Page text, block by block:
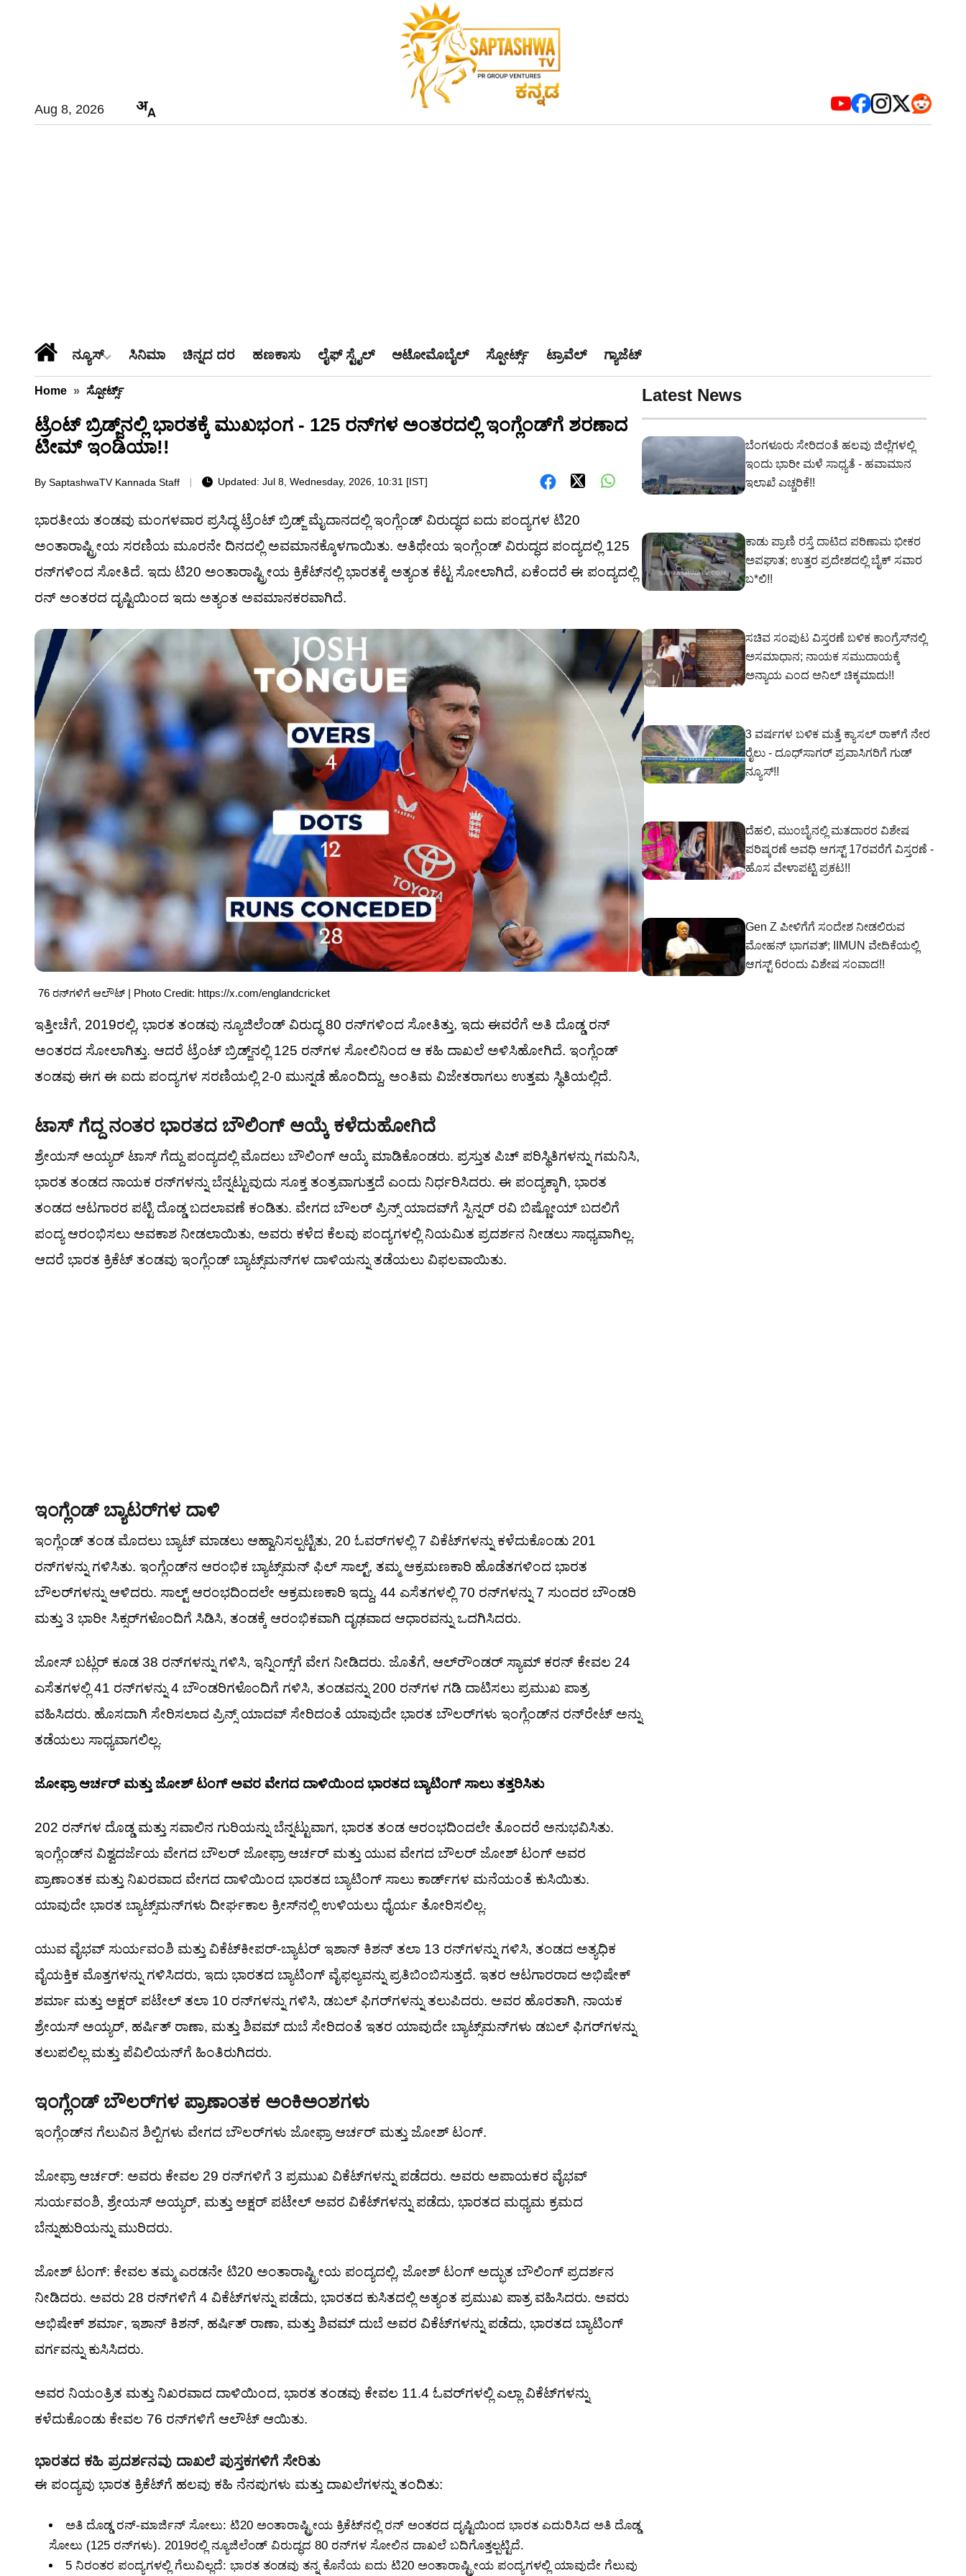
Aug 8, 2026
ನ್ಯೂಸ್ ಸಿನಿಮಾ ಚಿನ್ನದ ದರ ಹಣಕಾಸು ಲೈಫ್ ಸ್ಟೈಲ್ ಆಟೋಮೊಬೈಲ್ ಸ್ಪೋರ್ಟ್ಸ್ ಟ್ರಾವೆಲ್ ಗ್ಯಾಜೆಟ್
Home » ಸ್ಪೋರ್ಟ್ಸ್
ಟ್ರೆಂಟ್ ಬ್ರಿಡ್ಜ್‌ನಲ್ಲಿ ಭಾರತಕ್ಕೆ ಮುಖಭಂಗ - 125 ರನ್‌ಗಳ ಅಂತರದಲ್ಲಿ ಇಂಗ್ಲೆಂಡ್‌ಗೆ ಶರಣಾದ
ಟೀಮ್ ಇಂಡಿಯಾ!!
By SaptashwaTV Kannada Staff Updated: Jul 8, Wednesday, 2026, 10:31 [IST]
ಭಾರತೀಯ ತಂಡವು ಮಂಗಳವಾರ ಪ್ರಸಿದ್ಧ ಟ್ರೆಂಟ್ ಬ್ರಿಡ್ಜ್ ಮೈದಾನದಲ್ಲಿ ಇಂಗ್ಲೆಂಡ್ ವಿರುದ್ಧದ ಐದು ಪಂದ್ಯಗಳ ಟಿ20
ಅಂತಾರಾಷ್ಟ್ರೀಯ ಸರಣಿಯ ಮೂರನೇ ದಿನದಲ್ಲಿ ಅವಮಾನಕ್ಕೊಳಗಾಯಿತು. ಆತಿಥೇಯ ಇಂಗ್ಲೆಂಡ್ ವಿರುದ್ಧದ ಪಂದ್ಯದಲ್ಲಿ 125
ರನ್‌ಗಳಿಂದ ಸೋತಿದೆ. ಇದು ಟಿ20 ಅಂತಾರಾಷ್ಟ್ರೀಯ ಕ್ರಿಕೆಟ್‌ನಲ್ಲಿ ಭಾರತಕ್ಕೆ ಅತ್ಯಂತ ಕೆಟ್ಟ ಸೋಲಾಗಿದೆ, ಏಕೆಂದರೆ ಈ ಪಂದ್ಯದಲ್ಲಿ
ರನ್ ಅಂತರದ ದೃಷ್ಟಿಯಿಂದ ಇದು ಅತ್ಯಂತ ಅವಮಾನಕರವಾಗಿದೆ.
76 ರನ್‌ಗಳಿಗೆ ಆಲೌಟ್ | Photo Credit: https://x.com/englandcricket
ಇತ್ತೀಚೆಗೆ, 2019ರಲ್ಲಿ, ಭಾರತ ತಂಡವು ನ್ಯೂಜಿಲೆಂಡ್ ವಿರುದ್ಧ 80 ರನ್‌ಗಳಿಂದ ಸೋತಿತ್ತು, ಇದು ಈವರೆಗೆ ಅತಿ ದೊಡ್ಡ ರನ್
ಅಂತರದ ಸೋಲಾಗಿತ್ತು. ಆದರೆ ಟ್ರೆಂಟ್ ಬ್ರಿಡ್ಜ್‌ನಲ್ಲಿ 125 ರನ್‌ಗಳ ಸೋಲಿನಿಂದ ಆ ಕಹಿ ದಾಖಲೆ ಅಳಿಸಿಹೋಗಿದೆ. ಇಂಗ್ಲೆಂಡ್
ತಂಡವು ಈಗ ಈ ಐದು ಪಂದ್ಯಗಳ ಸರಣಿಯಲ್ಲಿ 2-0 ಮುನ್ನಡೆ ಹೊಂದಿದ್ದು, ಅಂತಿಮ ವಿಜೇತರಾಗಲು ಉತ್ತಮ ಸ್ಥಿತಿಯಲ್ಲಿದೆ.
ಟಾಸ್ ಗೆದ್ದ ನಂತರ ಭಾರತದ ಬೌಲಿಂಗ್ ಆಯ್ಕೆ ಕಳೆದುಹೋಗಿದೆ
ಶ್ರೇಯಸ್ ಅಯ್ಯರ್ ಟಾಸ್ ಗೆದ್ದು ಪಂದ್ಯದಲ್ಲಿ ಮೊದಲು ಬೌಲಿಂಗ್ ಆಯ್ಕೆ ಮಾಡಿಕೊಂಡರು. ಪ್ರಸ್ತುತ ಪಿಚ್ ಪರಿಸ್ಥಿತಿಗಳನ್ನು ಗಮನಿಸಿ,
ಭಾರತ ತಂಡದ ನಾಯಕ ರನ್‌ಗಳನ್ನು ಬೆನ್ನಟ್ಟುವುದು ಸೂಕ್ತ ತಂತ್ರವಾಗುತ್ತದೆ ಎಂದು ನಿರ್ಧರಿಸಿದರು. ಈ ಪಂದ್ಯಕ್ಕಾಗಿ, ಭಾರತ
ತಂಡದ ಆಟಗಾರರ ಪಟ್ಟಿ ದೊಡ್ಡ ಬದಲಾವಣೆ ಕಂಡಿತು. ವೇಗದ ಬೌಲರ್ ಪ್ರಿನ್ಸ್ ಯಾದವ್‌ಗೆ ಸ್ಪಿನ್ನರ್ ರವಿ ಬಿಷ್ಣೋಯ್ ಬದಲಿಗೆ
ಪಂದ್ಯ ಆರಂಭಿಸಲು ಅವಕಾಶ ನೀಡಲಾಯಿತು, ಅವರು ಕಳೆದ ಕೆಲವು ಪಂದ್ಯಗಳಲ್ಲಿ ನಿಯಮಿತ ಪ್ರದರ್ಶನ ನೀಡಲು ಸಾಧ್ಯವಾಗಿಲ್ಲ.
ಆದರೆ ಭಾರತ ಕ್ರಿಕೆಟ್ ತಂಡವು ಇಂಗ್ಲೆಂಡ್ ಬ್ಯಾಟ್ಸ್‌ಮನ್‌ಗಳ ದಾಳಿಯನ್ನು ತಡೆಯಲು ವಿಫಲವಾಯಿತು.
ಇಂಗ್ಲೆಂಡ್ ಬ್ಯಾಟರ್‌ಗಳ ದಾಳಿ
ಇಂಗ್ಲೆಂಡ್ ತಂಡ ಮೊದಲು ಬ್ಯಾಟ್ ಮಾಡಲು ಆಹ್ವಾನಿಸಲ್ಪಟ್ಟಿತು, 20 ಓವರ್‌ಗಳಲ್ಲಿ 7 ವಿಕೆಟ್‌ಗಳನ್ನು ಕಳೆದುಕೊಂಡು 201
ರನ್‌ಗಳನ್ನು ಗಳಿಸಿತು. ಇಂಗ್ಲೆಂಡ್‌ನ ಆರಂಭಿಕ ಬ್ಯಾಟ್ಸ್‌ಮನ್ ಫಿಲ್ ಸಾಲ್ಟ್, ತಮ್ಮ ಆಕ್ರಮಣಕಾರಿ ಹೊಡೆತಗಳಿಂದ ಭಾರತ
ಬೌಲರ್‌ಗಳನ್ನು ಆಳಿದರು. ಸಾಲ್ಟ್ ಆರಂಭದಿಂದಲೇ ಆಕ್ರಮಣಕಾರಿ ಇದ್ದು, 44 ಎಸೆತಗಳಲ್ಲಿ 70 ರನ್‌ಗಳನ್ನು 7 ಸುಂದರ ಬೌಂಡರಿ
ಮತ್ತು 3 ಭಾರೀ ಸಿಕ್ಸರ್‌ಗಳೊಂದಿಗೆ ಸಿಡಿಸಿ, ತಂಡಕ್ಕೆ ಆರಂಭಿಕವಾಗಿ ದೃಢವಾದ ಆಧಾರವನ್ನು ಒದಗಿಸಿದರು.
ಜೋಸ್ ಬಟ್ಲರ್ ಕೂಡ 38 ರನ್‌ಗಳನ್ನು ಗಳಿಸಿ, ಇನ್ನಿಂಗ್ಸ್‌ಗೆ ವೇಗ ನೀಡಿದರು. ಜೊತೆಗೆ, ಆಲ್‌ರೌಂಡರ್ ಸ್ಯಾಮ್ ಕರನ್ ಕೇವಲ 24
ಎಸೆತಗಳಲ್ಲಿ 41 ರನ್‌ಗಳನ್ನು 4 ಬೌಂಡರಿಗಳೊಂದಿಗೆ ಗಳಿಸಿ, ತಂಡವನ್ನು 200 ರನ್‌ಗಳ ಗಡಿ ದಾಟಿಸಲು ಪ್ರಮುಖ ಪಾತ್ರ
ವಹಿಸಿದರು. ಹೊಸದಾಗಿ ಸೇರಿಸಲಾದ ಪ್ರಿನ್ಸ್ ಯಾದವ್ ಸೇರಿದಂತೆ ಯಾವುದೇ ಭಾರತ ಬೌಲರ್‌ಗಳು ಇಂಗ್ಲೆಂಡ್‌ನ ರನ್‌ರೇಟ್ ಅನ್ನು
ತಡೆಯಲು ಸಾಧ್ಯವಾಗಲಿಲ್ಲ.
ಜೋಫ್ರಾ ಆರ್ಚರ್ ಮತ್ತು ಜೋಶ್ ಟಂಗ್ ಅವರ ವೇಗದ ದಾಳಿಯಿಂದ ಭಾರತದ ಬ್ಯಾಟಿಂಗ್ ಸಾಲು ತತ್ತರಿಸಿತು
202 ರನ್‌ಗಳ ದೊಡ್ಡ ಮತ್ತು ಸವಾಲಿನ ಗುರಿಯನ್ನು ಬೆನ್ನಟ್ಟುವಾಗ, ಭಾರತ ತಂಡ ಆರಂಭದಿಂದಲೇ ತೊಂದರೆ ಅನುಭವಿಸಿತು.
ಇಂಗ್ಲೆಂಡ್‌ನ ವಿಶ್ವದರ್ಜೆಯ ವೇಗದ ಬೌಲರ್ ಜೋಫ್ರಾ ಆರ್ಚರ್ ಮತ್ತು ಯುವ ವೇಗದ ಬೌಲರ್ ಜೋಶ್ ಟಂಗ್ ಅವರ
ಪ್ರಾಣಾಂತಕ ಮತ್ತು ನಿಖರವಾದ ವೇಗದ ದಾಳಿಯಿಂದ ಭಾರತದ ಬ್ಯಾಟಿಂಗ್ ಸಾಲು ಕಾರ್ಡ್‌ಗಳ ಮನೆಯಂತೆ ಕುಸಿಯಿತು.
ಯಾವುದೇ ಭಾರತ ಬ್ಯಾಟ್ಸ್‌ಮನ್‌ಗಳು ದೀರ್ಘಕಾಲ ಕ್ರೀಸ್‌ನಲ್ಲಿ ಉಳಿಯಲು ಧೈರ್ಯ ತೋರಿಸಲಿಲ್ಲ.
ಯುವ ವೈಭವ್ ಸುರ್ಯವಂಶಿ ಮತ್ತು ವಿಕೆಟ್‌ಕೀಪರ್-ಬ್ಯಾಟರ್ ಇಶಾನ್ ಕಿಶನ್ ತಲಾ 13 ರನ್‌ಗಳನ್ನು ಗಳಿಸಿ, ತಂಡದ ಅತ್ಯಧಿಕ
ವೈಯಕ್ತಿಕ ಮೊತ್ತಗಳನ್ನು ಗಳಿಸಿದರು, ಇದು ಭಾರತದ ಬ್ಯಾಟಿಂಗ್ ವೈಫಲ್ಯವನ್ನು ಪ್ರತಿಬಿಂಬಿಸುತ್ತದೆ. ಇತರ ಆಟಗಾರರಾದ ಅಭಿಷೇಕ್
ಶರ್ಮಾ ಮತ್ತು ಅಕ್ಷರ್ ಪಟೇಲ್ ತಲಾ 10 ರನ್‌ಗಳನ್ನು ಗಳಿಸಿ, ಡಬಲ್ ಫಿಗರ್‌ಗಳನ್ನು ತಲುಪಿದರು. ಅವರ ಹೊರತಾಗಿ, ನಾಯಕ
ಶ್ರೇಯಸ್ ಅಯ್ಯರ್, ಹರ್ಷಿತ್ ರಾಣಾ, ಮತ್ತು ಶಿವಮ್ ದುಬೆ ಸೇರಿದಂತೆ ಇತರ ಯಾವುದೇ ಬ್ಯಾಟ್ಸ್‌ಮನ್‌ಗಳು ಡಬಲ್ ಫಿಗರ್‌ಗಳನ್ನು
ತಲುಪಲಿಲ್ಲ ಮತ್ತು ಪೆವಿಲಿಯನ್‌ಗೆ ಹಿಂತಿರುಗಿದರು.
ಇಂಗ್ಲೆಂಡ್ ಬೌಲರ್‌ಗಳ ಪ್ರಾಣಾಂತಕ ಅಂಕಿಅಂಶಗಳು
ಇಂಗ್ಲೆಂಡ್‌ನ ಗೆಲುವಿನ ಶಿಲ್ಪಿಗಳು ವೇಗದ ಬೌಲರ್‌ಗಳು ಜೋಫ್ರಾ ಆರ್ಚರ್ ಮತ್ತು ಜೋಶ್ ಟಂಗ್.
ಜೋಫ್ರಾ ಆರ್ಚರ್: ಅವರು ಕೇವಲ 29 ರನ್‌ಗಳಿಗೆ 3 ಪ್ರಮುಖ ವಿಕೆಟ್‌ಗಳನ್ನು ಪಡೆದರು. ಅವರು ಅಪಾಯಕರ ವೈಭವ್
ಸುರ್ಯವಂಶಿ, ಶ್ರೇಯಸ್ ಅಯ್ಯರ್, ಮತ್ತು ಅಕ್ಷರ್ ಪಟೇಲ್ ಅವರ ವಿಕೆಟ್‌ಗಳನ್ನು ಪಡೆದು, ಭಾರತದ ಮಧ್ಯಮ ಕ್ರಮದ
ಬೆನ್ನುಹುರಿಯನ್ನು ಮುರಿದರು.
ಜೋಶ್ ಟಂಗ್: ಕೇವಲ ತಮ್ಮ ಎರಡನೇ ಟಿ20 ಅಂತಾರಾಷ್ಟ್ರೀಯ ಪಂದ್ಯದಲ್ಲಿ, ಜೋಶ್ ಟಂಗ್ ಅದ್ಭುತ ಬೌಲಿಂಗ್ ಪ್ರದರ್ಶನ
ನೀಡಿದರು. ಅವರು 28 ರನ್‌ಗಳಿಗೆ 4 ವಿಕೆಟ್‌ಗಳನ್ನು ಪಡೆದು, ಭಾರತದ ಕುಸಿತದಲ್ಲಿ ಅತ್ಯಂತ ಪ್ರಮುಖ ಪಾತ್ರ ವಹಿಸಿದರು. ಅವರು
ಅಭಿಷೇಕ್ ಶರ್ಮಾ, ಇಶಾನ್ ಕಿಶನ್, ಹರ್ಷಿತ್ ರಾಣಾ, ಮತ್ತು ಶಿವಮ್ ದುಬೆ ಅವರ ವಿಕೆಟ್‌ಗಳನ್ನು ಪಡೆದು, ಭಾರತದ ಬ್ಯಾಟಿಂಗ್
ವರ್ಗವನ್ನು ಕುಸಿಸಿದರು.
ಅವರ ನಿಯಂತ್ರಿತ ಮತ್ತು ನಿಖರವಾದ ದಾಳಿಯಿಂದ, ಭಾರತ ತಂಡವು ಕೇವಲ 11.4 ಓವರ್‌ಗಳಲ್ಲಿ ಎಲ್ಲಾ ವಿಕೆಟ್‌ಗಳನ್ನು
ಕಳೆದುಕೊಂಡು ಕೇವಲ 76 ರನ್‌ಗಳಿಗೆ ಆಲೌಟ್ ಆಯಿತು.
ಭಾರತದ ಕಹಿ ಪ್ರದರ್ಶನವು ದಾಖಲೆ ಪುಸ್ತಕಗಳಿಗೆ ಸೇರಿತು
ಈ ಪಂದ್ಯವು ಭಾರತ ಕ್ರಿಕೆಟ್‌ಗೆ ಹಲವು ಕಹಿ ನೆನಪುಗಳು ಮತ್ತು ದಾಖಲೆಗಳನ್ನು ತಂದಿತು:
ಅತಿ ದೊಡ್ಡ ರನ್-ಮಾರ್ಜಿನ್ ಸೋಲು: ಟಿ20 ಅಂತಾರಾಷ್ಟ್ರೀಯ ಕ್ರಿಕೆಟ್‌ನಲ್ಲಿ ರನ್ ಅಂತರದ ದೃಷ್ಟಿಯಿಂದ ಭಾರತ ಎದುರಿಸಿದ ಅತಿ ದೊಡ್ಡ
ಸೋಲು (125 ರನ್‌ಗಳು). 2019ರಲ್ಲಿ ನ್ಯೂಜಿಲೆಂಡ್ ವಿರುದ್ಧದ 80 ರನ್‌ಗಳ ಸೋಲಿನ ದಾಖಲೆ ಬದಿಗೊತ್ತಲ್ಪಟ್ಟಿದೆ.
5 ನಿರಂತರ ಪಂದ್ಯಗಳಲ್ಲಿ ಗೆಲುವಿಲ್ಲದೆ: ಭಾರತ ತಂಡವು ತನ್ನ ಕೊನೆಯ ಐದು ಟಿ20 ಅಂತಾರಾಷ್ಟ್ರೀಯ ಪಂದ್ಯಗಳಲ್ಲಿ ಯಾವುದೇ ಗೆಲುವು
Latest News
ಬೆಂಗಳೂರು ಸೇರಿದಂತೆ ಹಲವು ಜಿಲ್ಲೆಗಳಲ್ಲಿ
ಇಂದು ಭಾರೀ ಮಳೆ ಸಾಧ್ಯತೆ - ಹವಾಮಾನ
ಇಲಾಖೆ ಎಚ್ಚರಿಕೆ!!
ಕಾಡು ಪ್ರಾಣಿ ರಸ್ತೆ ದಾಟಿದ ಪರಿಣಾಮ ಭೀಕರ
ಅಪಘಾತ; ಉತ್ತರ ಪ್ರದೇಶದಲ್ಲಿ ಬೈಕ್ ಸವಾರ
ಬ*ಲಿ!!
ಸಚಿವ ಸಂಪುಟ ವಿಸ್ತರಣೆ ಬಳಿಕ ಕಾಂಗ್ರೆಸ್‌ನಲ್ಲಿ
ಅಸಮಾಧಾನ; ನಾಯಕ ಸಮುದಾಯಕ್ಕೆ
ಅನ್ಯಾಯ ಎಂದ ಅನಿಲ್ ಚಿಕ್ಕಮಾದು!!
3 ವರ್ಷಗಳ ಬಳಿಕ ಮತ್ತೆ ಕ್ಯಾಸಲ್ ರಾಕ್‌ಗೆ ನೇರ
ರೈಲು - ದೂಧ್‌ಸಾಗರ್ ಪ್ರವಾಸಿಗರಿಗೆ ಗುಡ್
ನ್ಯೂಸ್!!
ದೆಹಲಿ, ಮುಂಬೈನಲ್ಲಿ ಮತದಾರರ ವಿಶೇಷ
ಪರಿಷ್ಕರಣೆ ಅವಧಿ ಆಗಸ್ಟ್ 17ರವರೆಗೆ ವಿಸ್ತರಣೆ -
ಹೊಸ ವೇಳಾಪಟ್ಟಿ ಪ್ರಕಟ!!
Gen Z ಪೀಳಿಗೆಗೆ ಸಂದೇಶ ನೀಡಲಿರುವ
ಮೋಹನ್ ಭಾಗವತ್; IIMUN ವೇದಿಕೆಯಲ್ಲಿ
ಆಗಸ್ಟ್ 6ರಂದು ವಿಶೇಷ ಸಂವಾದ!!